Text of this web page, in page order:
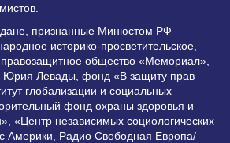
признанные Минюстом РФ
историко-просветительское,
правозащитное общество «Мемориал»,
Юрия Левады, фонд «В защиту прав
глобализации и социальных
фонд охраны здоровья и
«Центр независимых социологических
Америки, Радио Свободная Европа/